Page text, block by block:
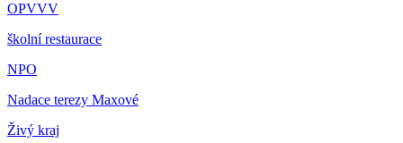
OPVVV
školní restaurace
NPO
Nadace terezy Maxové
Živý kraj